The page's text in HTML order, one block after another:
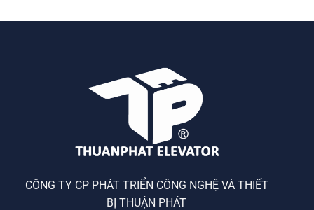
CÔNG TY CP PHÁT TRIỂN CÔNG NGHỆ VÀ THIẾT
BỊ THUẬN PHÁT